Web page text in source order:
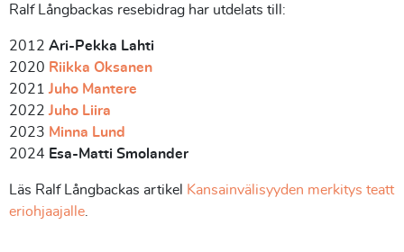
Ralf Långbackas resebidrag har utdelats till:
2012 Ari-Pekka Lahti
2020 Riikka Oksanen
2021 Juho Mantere
2022 Juho Liira
2023 Minna Lund
2024 Esa-Matti Smolander
Läs Ralf Långbackas artikel
Kansainvälisyyden merkitys teatt
eriohjaajalle